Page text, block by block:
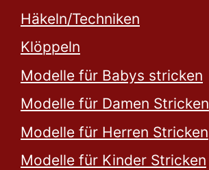
Häkeln/Techniken
Klöppeln
Modelle für Babys stricken
Modelle für Damen Stricken
Modelle für Herren Stricken
Modelle für Kinder Stricken